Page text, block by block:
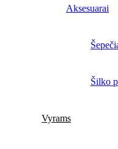
Aksesuarai
Šilko
Vyrams